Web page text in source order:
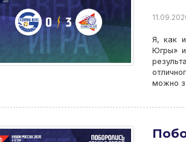
Я, как
Югры»
можно